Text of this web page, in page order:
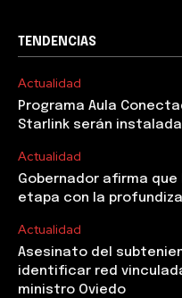
TENDENCIAS
Actualidad
Programa Aula
Starlink serán
Actualidad
Gobernador afirma que
etapa con la
Actualidad
Asesinato del
identificar red
ministro Oviedo